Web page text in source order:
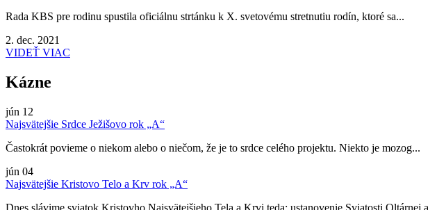
Rada KBS pre rodinu spustila oficiálnu strtánku k X. svetovému stretnutiu rodín, ktoré sa...
2. dec. 2021
VIDEŤ VIAC
Kázne
jún 12
Najsvätejšie Srdce Ježišovo rok „A“
Častokrát povieme o niekom alebo o niečom, že je to srdce celého projektu. Niekto je mozog...
jún 04
Najsvätejšie Kristovo Telo a Krv rok „A“
Dnes slávime sviatok Kristovho Najsvätejšieho Tela a Krvi teda: ustanovenie Sviatosti Oltárnej a...